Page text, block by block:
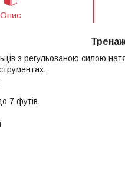
Опис
з регульованою силою
7 футів